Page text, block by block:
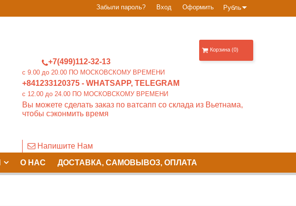
Рубль
Забыли пароль? Вход Оформить
+7(499)112-32-13
c 9.00 до 20.00 ПО МОСКОВСКОМУ ВРЕМЕНИ
+841233120375 - WHATSAPP, TELEGRAM
c 12.00 до 24.00 ПО МОСКОВСКОМУ ВРЕМЕНИ
Вы можете сделать заказ по ватсапп со склада из Вьетнама,
чтобы сэконмить время
Напишите Нам
Корзина (0)
О НАС ДОСТАВКА, САМОВЫВОЗ, ОПЛАТА